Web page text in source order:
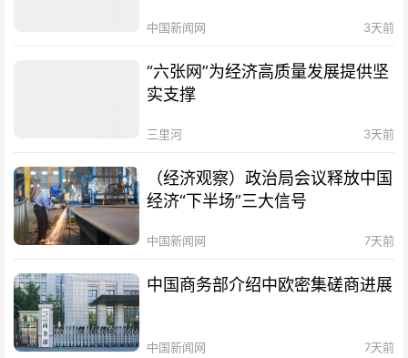
中国新闻网 3天前
“六张网”为经济高质量发展提供坚
实支撑
三里河 3天前
（经济观察）政治局会议释放中国
经济“下半场”三大信号
中国新闻网 7天前
中国商务部介绍中欧密集磋商进展
中国新闻网 7天前